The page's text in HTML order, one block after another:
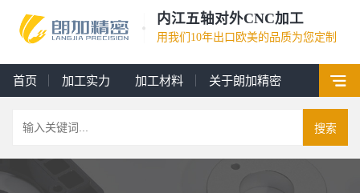
内江五轴对外CNC加工
用我们10年出口欧美的品质为您定制
首页 加工实力 加工材料 关于朗加精密
搜索